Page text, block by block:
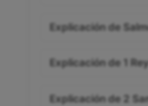
Explicación de
Explicación de 1
Explicación de 2